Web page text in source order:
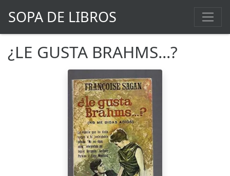
SOPA DE LIBROS
¿LE GUSTA BRAHMS...?